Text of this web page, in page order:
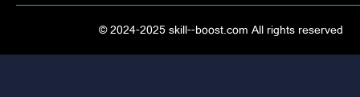
© 2024-2025 skill--boost.com All rights reserved